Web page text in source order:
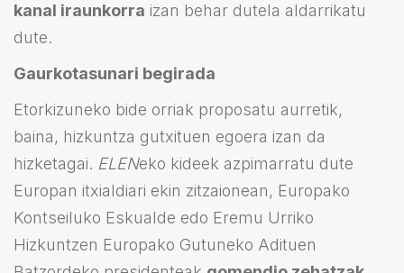
kanal iraunkorra izan behar dutela aldarrikatu
dute.
Gaurkotasunari begirada
Etorkizuneko bide orriak proposatu aurretik,
baina, hizkuntza gutxituen egoera izan da
hizketagai. ELENeko kideek azpimarratu dute
Europan itxialdiari ekin zitzaionean, Europako
Kontseiluko Eskualde edo Eremu Urriko
Hizkuntzen Europako Gutuneko Adituen